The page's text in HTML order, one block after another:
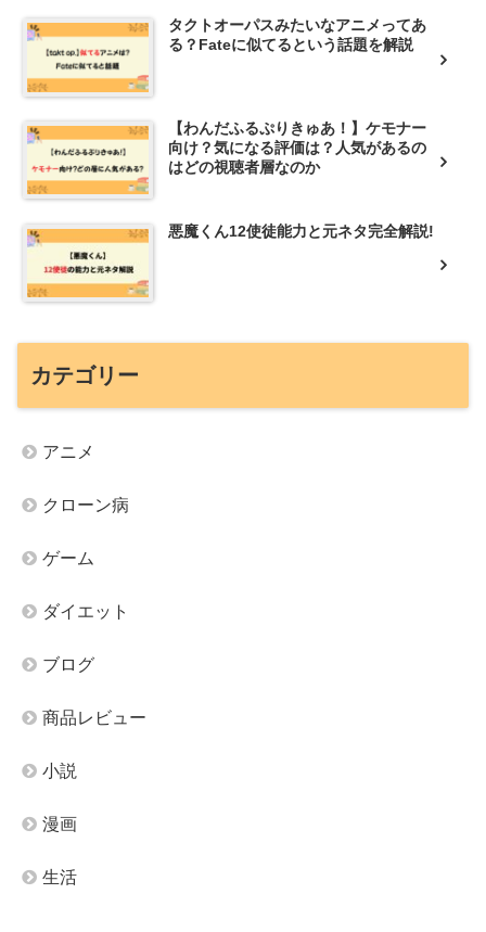
タクトオーパスみたいなアニメってあ
る？Fateに似てるという話題を解説
【わんだふるぷりきゅあ！】ケモナー
向け？気になる評価は？人気があるの
はどの視聴者層なのか
悪魔くん12使徒能力と元ネタ完全解説!
カテゴリー
アニメ
クローン病
ゲーム
ダイエット
ブログ
商品レビュー
小説
漫画
生活